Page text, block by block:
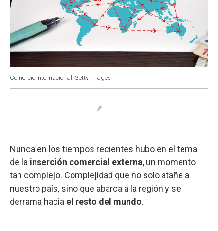
Comercio internacional Getty Images
Nunca en los tiempos recientes hubo en el tema
de la inserción comercial externa, un momento
tan complejo. Complejidad que no solo atañe a
nuestro país, sino que abarca a la región y se
derrama hacia el resto del mundo.